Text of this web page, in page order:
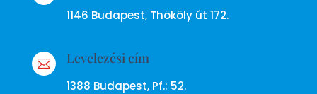
1146 Budapest, Thököly út 172.
 Levelezési cím
1388 Budapest, Pf.: 52.